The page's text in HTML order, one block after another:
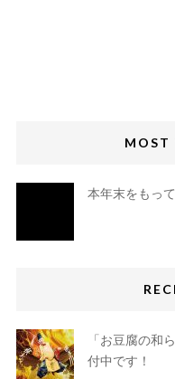
MOST
本年末をもっ
「お豆腐の和
付中です！